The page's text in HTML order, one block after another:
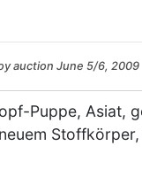
auction June 5/6, 2009
Puppe, Asiat,